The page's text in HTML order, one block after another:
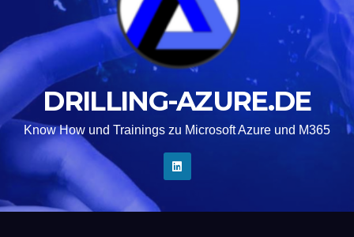
DRILLING-AZURE.DE
Know How und Trainings zu Microsoft Azure und M365